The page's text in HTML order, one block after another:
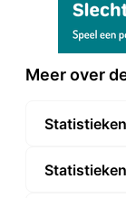
Meer over